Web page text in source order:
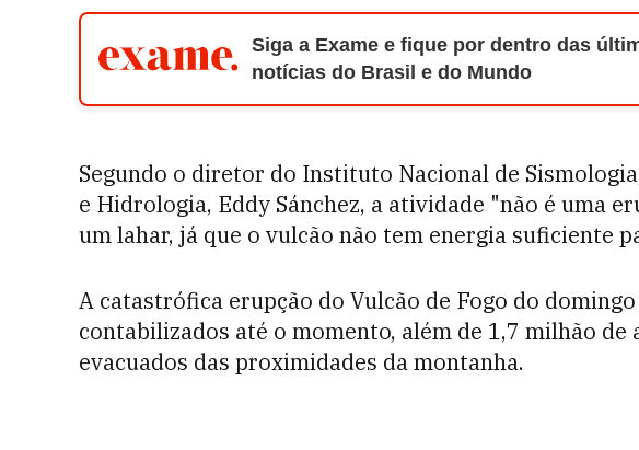
Siga a Exame e fique por dentro das
notícias do Brasil e do Mundo
Segundo o diretor do Instituto Nacional de
e Hidrologia, Eddy Sánchez, a atividade "não é uma
um lahar, já que o vulcão não tem energia suficiente
A catastrófica erupção do Vulcão de Fogo do
contabilizados até o momento, além de 1,7 milhão de
evacuados das proximidades da montanha.